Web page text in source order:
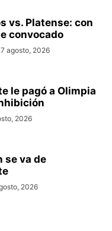
vs. Platense: con
convocado
7 agosto, 2026
le pagó a Olimpia
2026
se va de
2026